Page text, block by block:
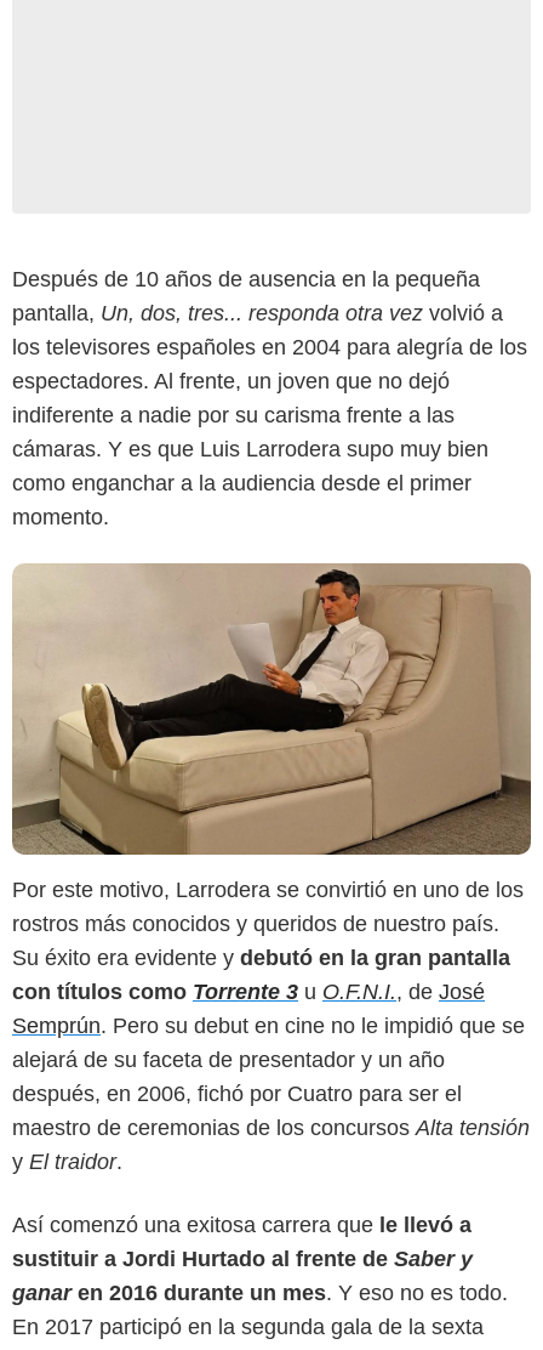
Después de 10 años de ausencia en la pequeña
pantalla, Un, dos, tres... responda otra vez volvió a
los televisores españoles en 2004 para alegría de los
espectadores. Al frente, un joven que no dejó
indiferente a nadie por su carisma frente a las
cámaras. Y es que Luis Larrodera supo muy bien
como enganchar a la audiencia desde el primer
momento.
Instagram
Por este motivo, Larrodera se convirtió en uno de los
rostros más conocidos y queridos de nuestro país.
Su éxito era evidente y debutó en la gran pantalla
con títulos como Torrente 3 u O.F.N.I., de José
Semprún. Pero su debut en cine no le impidió que se
alejará de su faceta de presentador y un año
después, en 2006, fichó por Cuatro para ser el
maestro de ceremonias de los concursosAlta tensión
y El traidor.
Así comenzó una exitosa carrera que le llevó a
sustituir a Jordi Hurtado al frente de Saber y
ganaren 2016 durante un mes. Y eso no es todo.
En 2017 participó en la segunda gala de la sexta